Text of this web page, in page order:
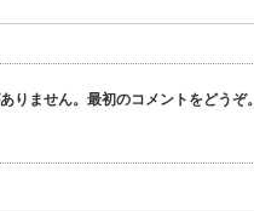
りません。最初のコメントをどうぞ。